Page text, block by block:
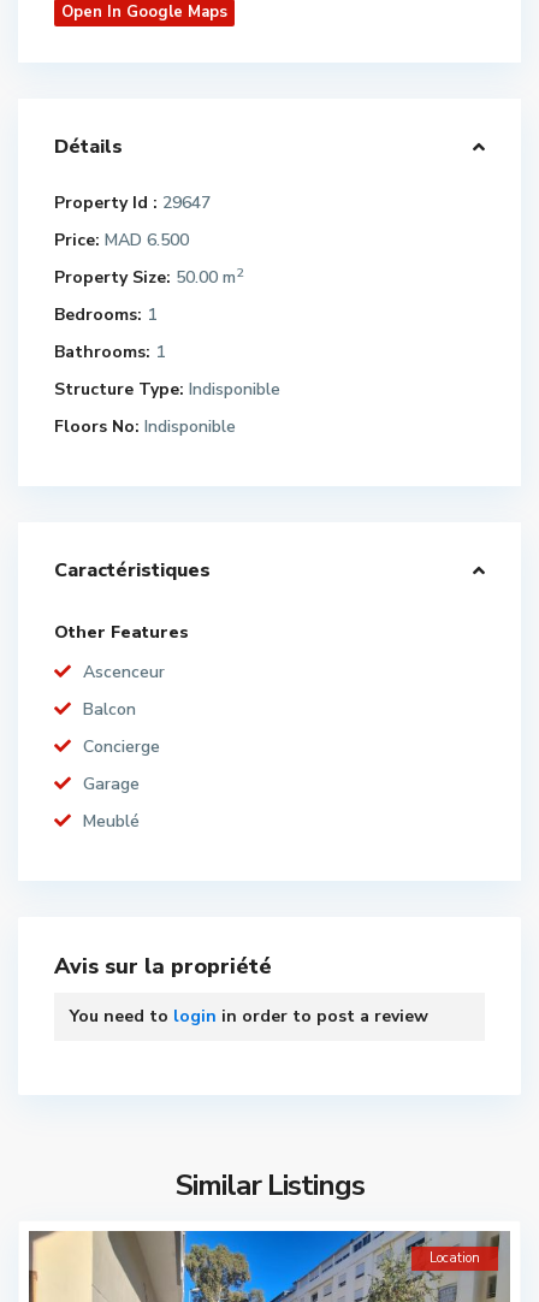
Open In Google Maps
Détails
Property Id : 29647
Price: MAD 6.500
Property Size: 50.00 m2
Bedrooms: 1
Bathrooms: 1
Structure Type: Indisponible
Floors No: Indisponible
Caractéristiques
Other Features
Ascenceur
Balcon
Concierge
Garage
Meublé
Avis sur la propriété
You need to login in order to post a review
Similar Listings
Location